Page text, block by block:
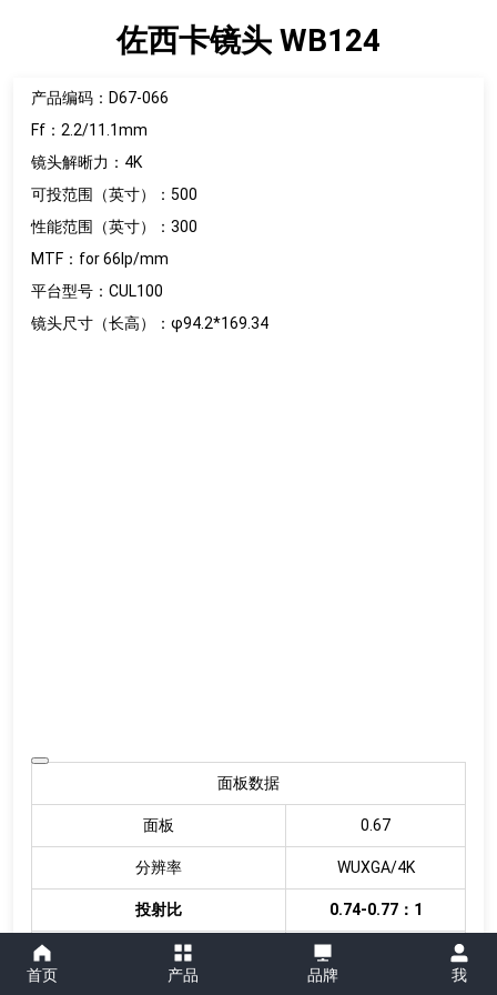
佐西卡镜头 WB124
产品编码：D67-066
Ff：2.2/11.1mm
镜头解晰力：4K
可投范围（英寸）：500
性能范围（英寸）：300
MTF：for 66lp/mm
平台型号：CUL100
镜头尺寸（长高）：φ94.2*169.34
面板数据
面板 0.67
分辨率 WUXGA/4K
投射比 0.74-0.77：1
上下位移量
首页 产品 品牌 我